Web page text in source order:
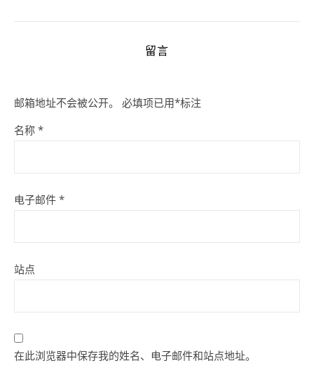
留言
邮箱地址不会被公开。 必填项已用*标注
名称 *
电子邮件 *
站点
在此浏览器中保存我的姓名、电子邮件和站点地址。